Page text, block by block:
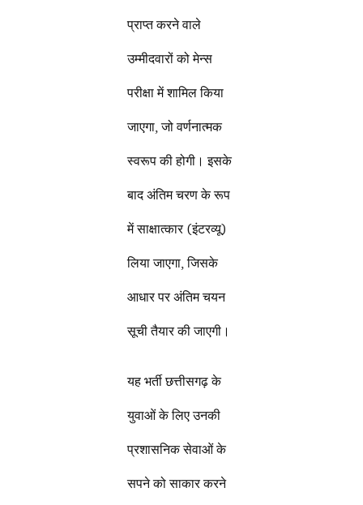
प्राप्त करने वाले
उम्मीदवारों को मेन्स
परीक्षा में शामिल किया
जाएगा, जो वर्णनात्मक
स्वरूप की होगी। इसके
बाद अंतिम चरण के रूप
में साक्षात्कार (इंटरव्यू)
लिया जाएगा, जिसके
आधार पर अंतिम चयन
सूची तैयार की जाएगी।
यह भर्ती छत्तीसगढ़ के
युवाओं के लिए उनकी
प्रशासनिक सेवाओं के
सपने को साकार करने